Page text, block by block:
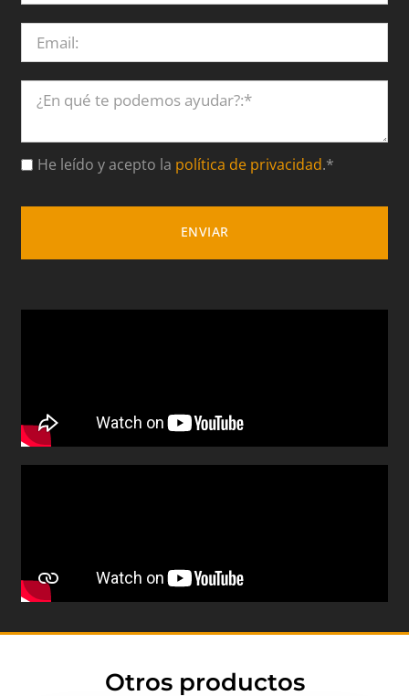
He leído y acepto la política de privacidad.*
ENVIAR
Otros productos